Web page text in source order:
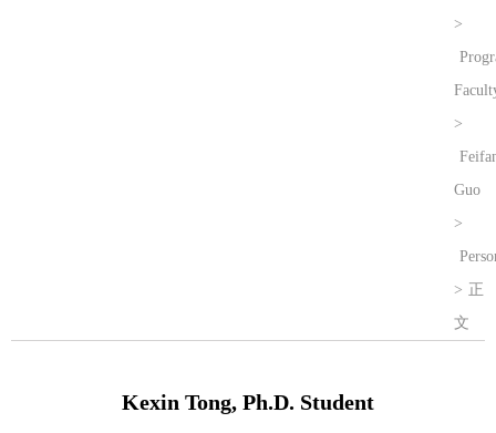
>
>
Guo
>
> 正
文
Kexin Tong, Ph.D. Student